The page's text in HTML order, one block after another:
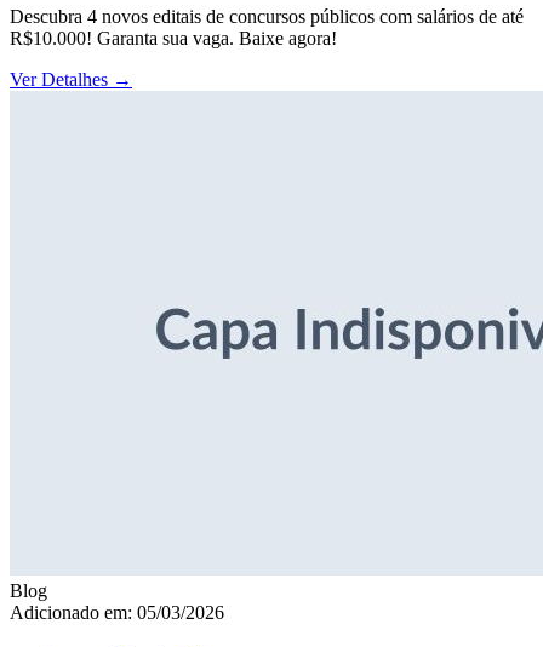
Descubra 4 novos editais de concursos públicos com salários de até
R$10.000! Garanta sua vaga. Baixe agora!
Ver Detalhes →
Blog
Adicionado em: 05/03/2026